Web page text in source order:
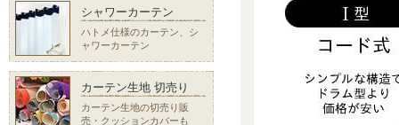
シャワーカーテン
ハトメ仕様のカーテン、シ
ャワーカーテン
カーテン生地 切売り
カーテン生地の切売り販
売・クッションカバーも